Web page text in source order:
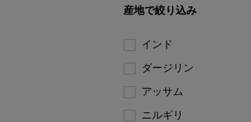
産地で絞り込み
インド
ダージリン
アッサム
ニルギリ